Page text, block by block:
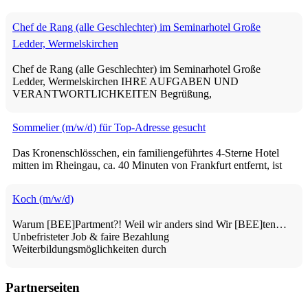
Chef de Rang (alle Geschlechter) im Seminarhotel Große
Ledder, Wermelskirchen
Chef de Rang (alle Geschlechter) im Seminarhotel Große
Ledder, Wermelskirchen IHRE AUFGABEN UND
VERANTWORTLICHKEITEN Begrüßung,
Sommelier (m/w/d) für Top-Adresse gesucht
Das Kronenschlösschen, ein familiengeführtes 4-Sterne Hotel
mitten im Rheingau, ca. 40 Minuten von Frankfurt entfernt, ist
Koch (m/w/d)
Warum [BEE]Partment?! Weil wir anders sind Wir [BEE]ten…
Unbefristeter Job & faire Bezahlung
Weiterbildungsmöglichkeiten durch
Partnerseiten